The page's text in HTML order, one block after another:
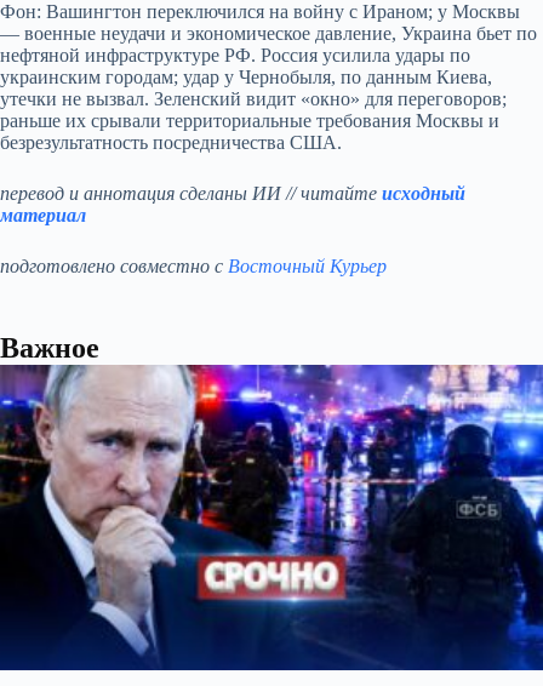
Фон: Вашингтон переключился на войну с Ираном; у Москвы
— военные неудачи и экономическое давление, Украина бьет по
нефтяной инфраструктуре РФ. Россия усилила удары по
украинским городам; удар у Чернобыля, по данным Киева,
утечки не вызвал. Зеленский видит «окно» для переговоров;
раньше их срывали территориальные требования Москвы и
безрезультатность посредничества США.
перевод и аннотация сделаны ИИ // читайте исходный
материал
подготовлено совместно с Восточный Курьер
Важное